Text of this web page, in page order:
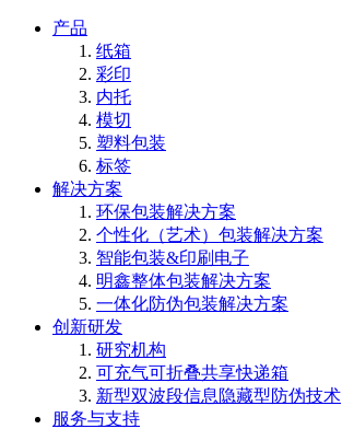
产品
纸箱
彩印
内托
模切
塑料包装
标签
解决方案
环保包装解决方案
个性化（艺术）包装解决方案
智能包装&印刷电子
明鑫整体包装解决方案
一体化防伪包装解决方案
创新研发
研究机构
可充气可折叠共享快递箱
新型双波段信息隐藏型防伪技术
服务与支持